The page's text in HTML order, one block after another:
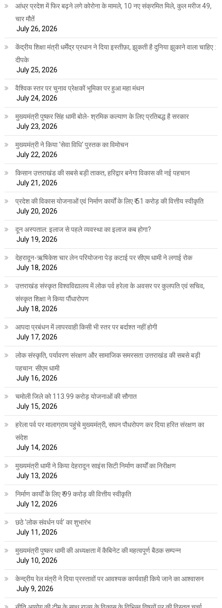
आंध्र प्रदेश में फिर बढ़ने लगे कोरोना के मामले, 10 नए संक्रमित मिले, कुल मरीज 49,
चार मौतें
July 26, 2026
केंद्रीय शिक्षा मंत्री धर्मेंद्र प्रधान ने दिया इस्तीफ़ा, झुकती है दुनिया झुकाने वाला चाहिए :
दीपके
July 25, 2026
वैश्विक स्तर पर चुनाव प्रेक्षकों भूमिका पर हुआ महा मंथन
July 24, 2026
मुख्यमंत्री पुष्कर सिंह धामी बोले- श्रमिक कल्याण के लिए प्रतिबद्ध है सरकार
July 23, 2026
मुख्यमंत्री ने किया ‘सेवा विधि‘ पुस्तक का विमोचन
July 22, 2026
किसान उत्तराखंड की सबसे बड़ी ताकत, हरिद्वार बनेगा विकास की नई पहचान
July 21, 2026
प्रदेश की विकास योजनाओं एवं निर्माण कार्यों के लिए ₹ 51 करोड़ की वित्तीय स्वीकृति
July 20, 2026
दून अस्पताल: इलाज से पहले व्यवस्था का इलाज कब होगा?
July 19, 2026
देहरादून-ऋषिकेश चार लेन परियोजना पेड़ कटाई पर सीएम धामी ने लगाई रोक
July 18, 2026
उत्तराखंड संस्कृत विश्वविद्यालय में लोक पर्व हरेला के अवसर पर कुलपति एवं सचिव,
संस्कृत शिक्षा ने किया पौंधारोपण
July 18, 2026
आपदा प्रबंधन में लापरवाही किसी भी स्तर पर बर्दाश्त नहीं होगी
July 17, 2026
लोक संस्कृति, पर्यावरण संरक्षण और सामाजिक समरसता उत्तराखंड की सबसे बड़ी
पहचान: सीएम धामी
July 16, 2026
चमोली जिले को 113.99 करोड़ योजनाओं की सौगात
July 15, 2026
हरेला पर्व पर मालाग्राम पहुंचे मुख्यमंत्री, सघन पौधरोपण कर दिया हरित संरक्षण का
संदेश
July 14, 2026
मुख्यमंत्री धामी ने किया देहरादून साइंस सिटी निर्माण कार्यों का निरीक्षण
July 13, 2026
निर्माण कार्यों के लिए ₹ 99 करोड़ की वित्तीय स्वीकृति
July 12, 2026
छठे ‘लोक संवर्धन पर्व’ का शुभारंभ
July 11, 2026
मुख्यमंत्री पुष्कर धामी की अध्यक्षता में कैबिनेट की महत्वपूर्ण बैठक सम्पन्न
July 10, 2026
केन्द्रीय रेल मंत्री ने दिया प्रस्तावों पर आवश्यक कार्यवाही किये जाने का आश्वासन
July 9, 2026